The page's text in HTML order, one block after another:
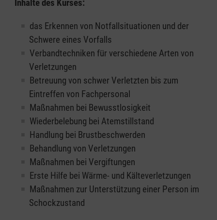
Inhalte des Kurses:
das Erkennen von Notfallsituationen und der
Schwere eines Vorfalls
Verbandtechniken für verschiedene Arten von
Verletzungen
Betreuung von schwer Verletzten bis zum
Eintreffen von Fachpersonal
Maßnahmen bei Bewusstlosigkeit
Wiederbelebung bei Atemstillstand
Handlung bei Brustbeschwerden
Behandlung von Verletzungen
Maßnahmen bei Vergiftungen
Erste Hilfe bei Wärme- und Kälteverletzungen
Maßnahmen zur Unterstützung einer Person im
Schockzustand